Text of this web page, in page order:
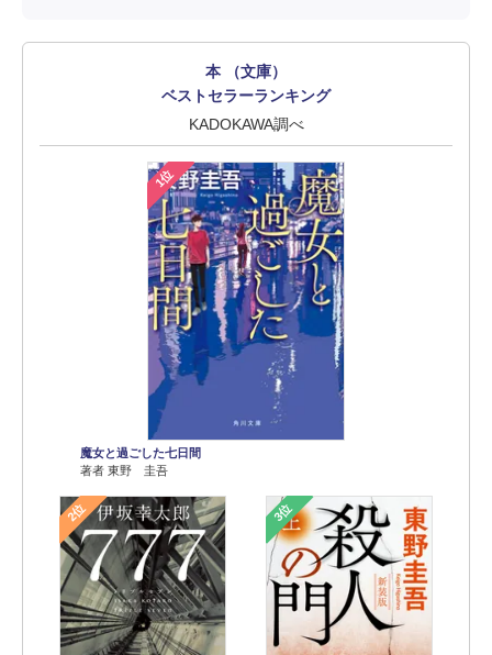
本 （文庫）
ベストセラーランキング
KADOKAWA調べ
1位
魔女と過ごした七日間
著者 東野 圭吾
2位 3位